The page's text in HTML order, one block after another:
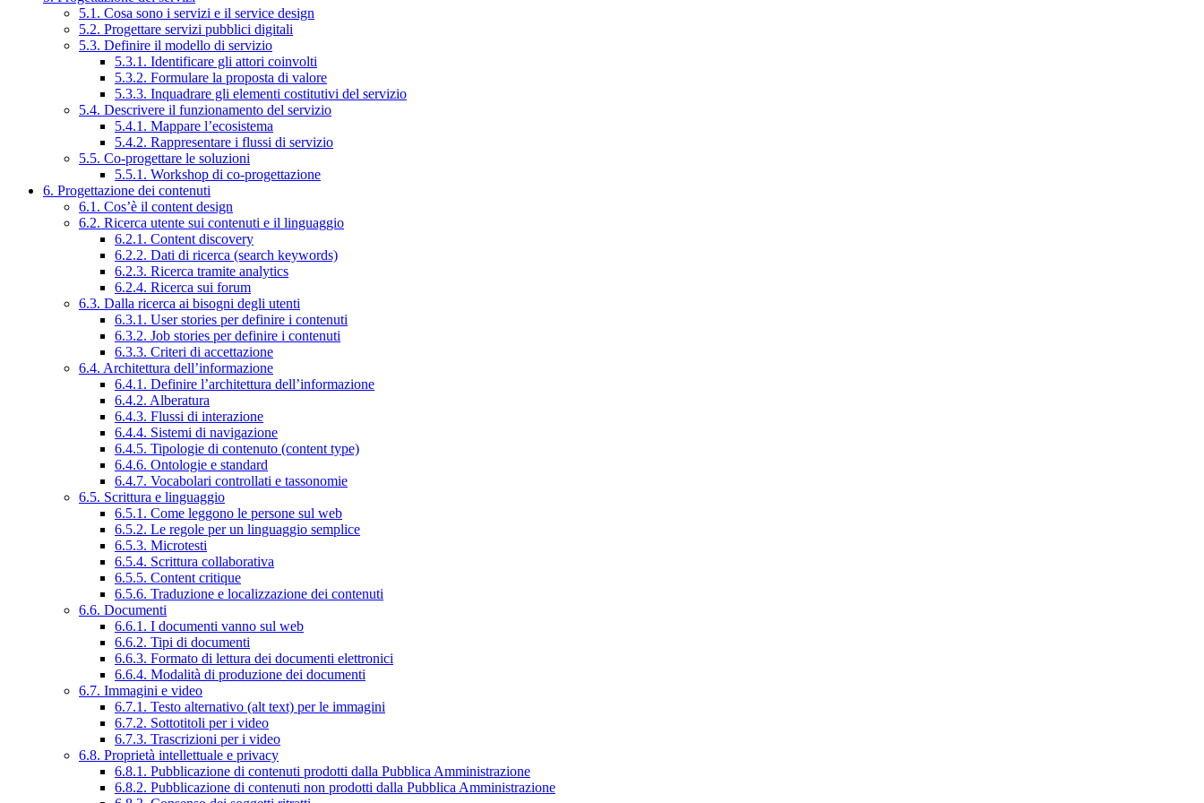
5.1. Cosa sono i servizi e il service design
5.2. Progettare servizi pubblici digitali
5.3. Definire il modello di servizio
5.3.1. Identificare gli attori coinvolti
5.3.2. Formulare la proposta di valore
5.3.3. Inquadrare gli elementi costitutivi del servizio
5.4. Descrivere il funzionamento del servizio
5.4.1. Mappare l’ecosistema
5.4.2. Rappresentare i flussi di servizio
5.5. Co-progettare le soluzioni
5.5.1. Workshop di co-progettazione
6. Progettazione dei contenuti
6.1. Cos’è il content design
6.2. Ricerca utente sui contenuti e il linguaggio
6.2.1. Content discovery
6.2.2. Dati di ricerca (search keywords)
6.2.3. Ricerca tramite analytics
6.2.4. Ricerca sui forum
6.3. Dalla ricerca ai bisogni degli utenti
6.3.1. User stories per definire i contenuti
6.3.2. Job stories per definire i contenuti
6.3.3. Criteri di accettazione
6.4. Architettura dell’informazione
6.4.1. Definire l’architettura dell’informazione
6.4.2. Alberatura
6.4.3. Flussi di interazione
6.4.4. Sistemi di navigazione
6.4.5. Tipologie di contenuto (content type)
6.4.6. Ontologie e standard
6.4.7. Vocabolari controllati e tassonomie
6.5. Scrittura e linguaggio
6.5.1. Come leggono le persone sul web
6.5.2. Le regole per un linguaggio semplice
6.5.3. Microtesti
6.5.4. Scrittura collaborativa
6.5.5. Content critique
6.5.6. Traduzione e localizzazione dei contenuti
6.6. Documenti
6.6.1. I documenti vanno sul web
6.6.2. Tipi di documenti
6.6.3. Formato di lettura dei documenti elettronici
6.6.4. Modalità di produzione dei documenti
6.7. Immagini e video
6.7.1. Testo alternativo (alt text) per le immagini
6.7.2. Sottotitoli per i video
6.7.3. Trascrizioni per i video
6.8. Proprietà intellettuale e privacy
6.8.1. Pubblicazione di contenuti prodotti dalla Pubblica Amministrazione
6.8.2. Pubblicazione di contenuti non prodotti dalla Pubblica Amministrazione